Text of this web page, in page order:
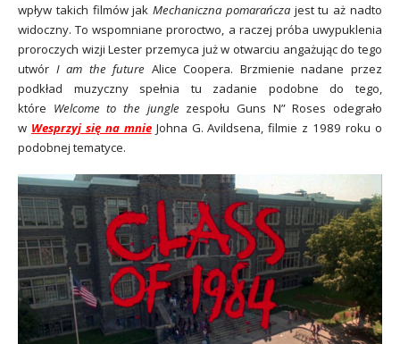
wpływ takich filmów jakMechaniczna pomarańczajest tu aż nadto
widoczny. To wspomniane proroctwo, a raczej próba uwypuklenia
proroczych wizji Lester przemyca już w otwarciu angażując do tego
utwór I am the future Alice Coopera. Brzmienie nadane przez
podkład muzyczny spełnia tu zadanie podobne do tego,
które Welcome to the jungle zespołu Guns N” Roses odegrało
w Wesprzyj się na mnieJohna G. Avildsena, filmie z 1989 roku o
podobnej tematyce.